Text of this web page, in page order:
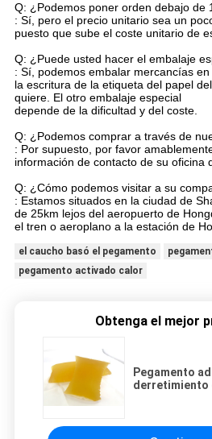
Q: ¿Podemos poner orden debajo de
: Sí, pero el precio unitario sea un
puesto que sube el coste unitario de
Q: ¿Puede usted hacer el embalaje
: Sí, podemos embalar mercancías
la escritura de la etiqueta del papel
quiere. El otro embalaje especial
depende de la dificultad y del coste.
Q: ¿Podemos comprar a través de
: Por supuesto, por favor
información de contacto de su oficina
Q: ¿Cómo podemos visitar a su
: Estamos situados en la ciudad de
de 25km lejos del aeropuerto de
el tren o aeroplano a la estación de
el caucho basó el pegamento
pegamento activado calor
Obtenga el mejor
Pegamento
derretimiento